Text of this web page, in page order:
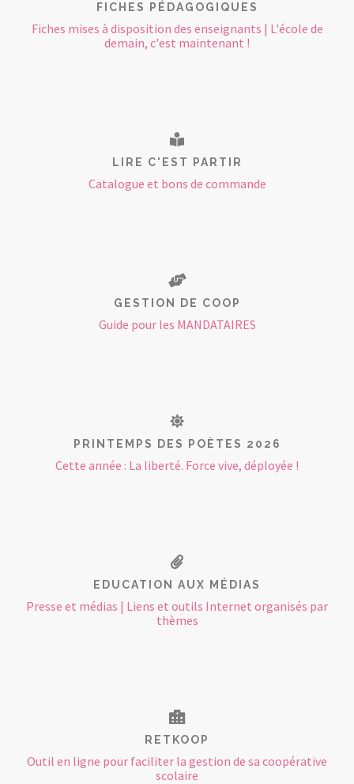
FICHES PÉDAGOGIQUES
Fiches mises à disposition des enseignants | L'école de
demain, c'est maintenant !
LIRE C'EST PARTIR
Catalogue et bons de commande
GESTION DE COOP
Guide pour les MANDATAIRES
PRINTEMPS DES POÈTES 2026
Cette année : La liberté. Force vive, déployée !
EDUCATION AUX MÉDIAS
Presse et médias | Liens et outils Internet organisés par
thèmes
RETKOOP
Outil en ligne pour faciliter la gestion de sa coopérative
scolaire